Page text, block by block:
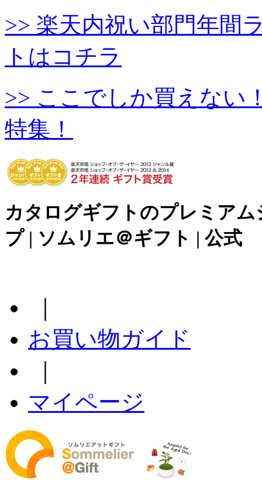
>> 楽天内祝い部門年間
トはコチラ
>> ここでしか買えない
特集！
カタログギフトのプレミアム
プ | ソムリエ＠ギフト | 公式
お買い物ガイド
マイページ